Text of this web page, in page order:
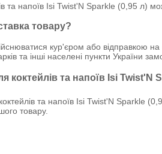
та напоїв Isi Twist'N Sparkle (0,95 л)
товару?
кур'єром або відправкою
та інші населені пункти України
коктейлів та напоїв Isi Twist'N
та напоїв Isi Twist'N Sparkle
товару.